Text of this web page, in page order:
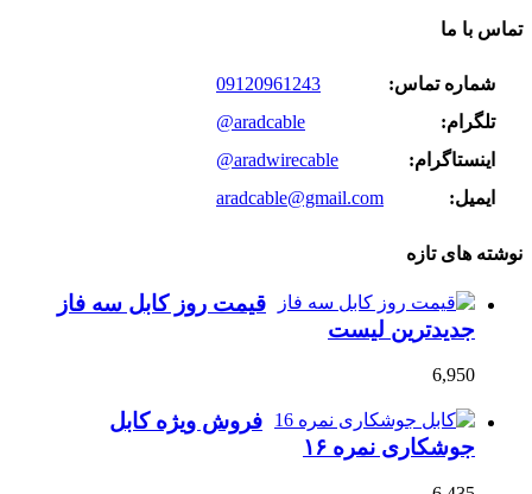
تماس با ما
شماره تماس:
09120961243
تلگرام:
@aradcable
اینستاگرام:
@aradwirecable
ایمیل:
aradcable@gmail.com
نوشته های تازه
قیمت روز کابل سه فاز
جدیدترین لیست
6,950
فروش ویژه کابل
جوشکاری نمره ۱۶